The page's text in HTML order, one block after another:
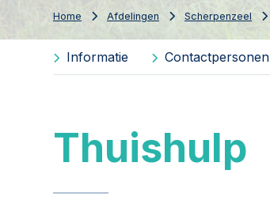
Home Afdelingen Scherpenzeel
Informatie Contactpersonen
Thuishulp